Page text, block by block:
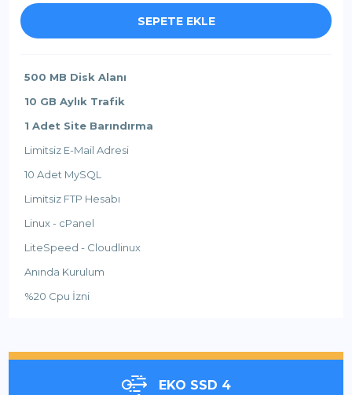
SEPETE EKLE
500 MB Disk Alanı
10 GB Aylık Trafik
1 Adet Site Barındırma
Limitsiz E-Mail Adresi
10 Adet MySQL
Limitsiz FTP Hesabı
Linux - cPanel
LiteSpeed - Cloudlinux
Anında Kurulum
%20 Cpu İzni
EKO SSD 4